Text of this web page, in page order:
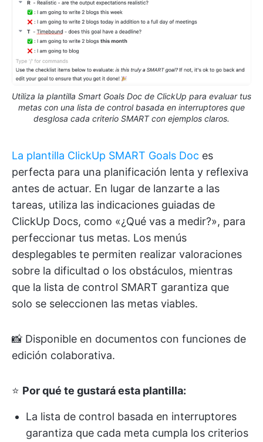
Utiliza la plantilla Smart Goals Doc de ClickUp para evaluar tus
metas con una lista de control basada en interruptores que
desglosa cada criterio SMART con ejemplos claros.
La plantilla ClickUp SMART Goals Doc es
perfecta para una planificación lenta y reflexiva
antes de actuar. En lugar de lanzarte a las
tareas, utiliza las indicaciones guiadas de
ClickUp Docs, como «¿Qué vas a medir?», para
perfeccionar tus metas. Los menús
desplegables te permiten realizar valoraciones
sobre la dificultad o los obstáculos, mientras
que la lista de control SMART garantiza que
solo se seleccionen las metas viables.
📸 Disponible en documentos con funciones de
edición colaborativa.
⭐ Por qué te gustará esta plantilla:
La lista de control basada en interruptores
garantiza que cada meta cumpla los criterios